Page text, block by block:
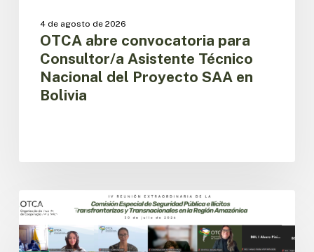
4 de agosto de 2026
OTCA abre convocatoria para
Consultor/a Asistente Técnico
Nacional del Proyecto SAA en
Bolivia
CESPIT
amazónicos
avanzan
en